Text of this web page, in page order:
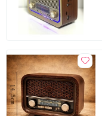
Ürün Kodu:kc8301538